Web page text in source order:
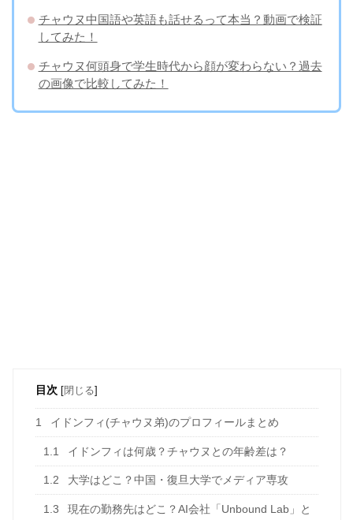
チャウヌ中国語や英語も話せるって本当？動画で検証
してみた！
チャウヌ何頭身で学生時代から顔が変わらない？過去
の画像で比較してみた！
目次 [閉じる]
1 イドンフィ(チャウヌ弟)のプロフィールまとめ
1.1 イドンフィは何歳？チャウヌとの年齢差は？
1.2 大学はどこ？中国・復旦大学でメディア専攻
1.3
現在の勤務先はどこ？AI会社「Unbound Lab」と